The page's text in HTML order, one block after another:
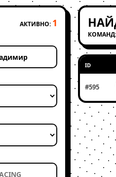
АКТИВНО: 1
КОМАНД:
ID
#595